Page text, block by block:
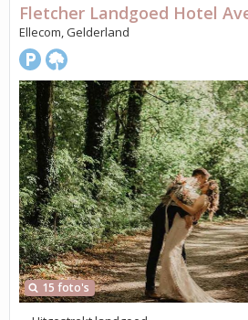
15 foto's
Fletcher Landgoed Hotel
Ellecom, Gelderland